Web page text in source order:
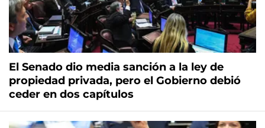
El Senado dio media sanción a la ley de
propiedad privada, pero el Gobierno debió
ceder en dos capítulos